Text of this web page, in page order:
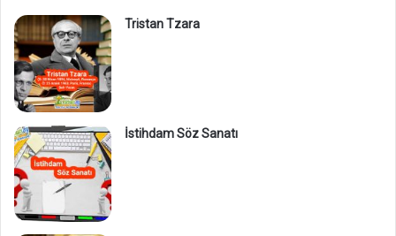
Tristan Tzara
İstihdam Söz Sanatı